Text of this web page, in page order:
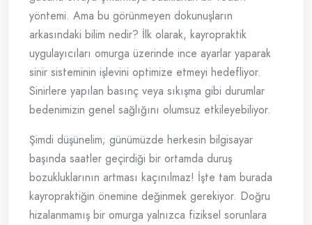
yöntemi. Ama bu görünmeyen dokunuşların
arkasındaki bilim nedir? İlk olarak, kayropraktik
uygulayıcıları omurga üzerinde ince ayarlar yaparak
sinir sisteminin işlevini optimize etmeyi hedefliyor.
Sinirlere yapılan basınç veya sıkışma gibi durumlar
bedenimizin genel sağlığını olumsuz etkileyebiliyor.
Şimdi düşünelim; günümüzde herkesin bilgisayar
başında saatler geçirdiği bir ortamda duruş
bozukluklarının artması kaçınılmaz! İşte tam burada
kayropraktiğin önemine değinmek gerekiyor. Doğru
hizalanmamış bir omurga yalnızca fiziksel sorunlara